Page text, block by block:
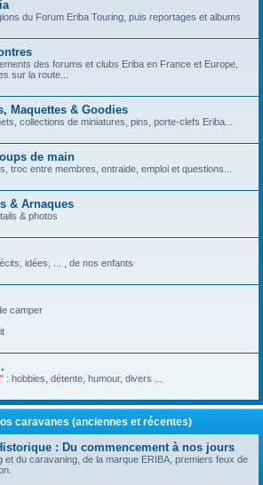
du Forum Eriba Touring, puis reportages et albums
des forums et clubs Eriba en France et Europe,
sur la route...
Maquettes & Goodies
collections de miniatures, pins, porte-clefs Eriba...
de main
troc entre membres, entraide, emploi et questions...
& Arnaques
& photos
idées, ... , de nos enfants
camper
" : hobbies, détente, humour, divers ...
caravanes (anciennes et récentes)
: Du commencement à nos jours
et du caravaning, de la marque ERIBA, premiers feux de